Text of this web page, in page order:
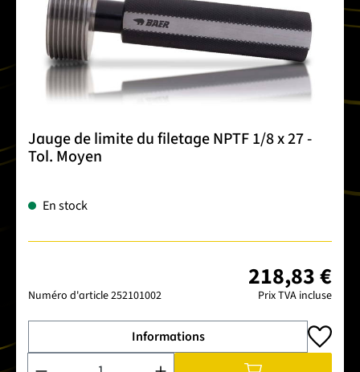
Jauge de limite du filetage NPTF 1/8 x 27 -
Tol. Moyen
En stock
Numéro d'article252101002
218,83 €
Prix TVA incluse
Informations
Quantité de produit : Entrez la quantité souhaitée ou